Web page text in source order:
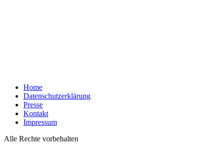
Home
Datenschutzerklärung
Presse
Kontakt
Impressum
Alle Rechte vorbehalten